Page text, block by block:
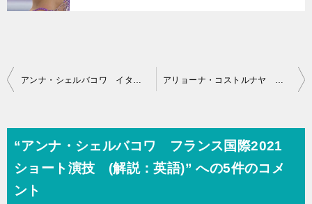
投
ビ
ゲ
ー
アンナ・シェルバコワ イタリアグランプリ2021 エキシビション演技 (解説：英語) アリョーナ・コストルナヤ フランス国際2021 ショート演技 (ホームビデオ撮影)
“アンナ・シェルバコワ フランス国際2021
ショート演技 (解説：英語)” への5件のコメ
ント